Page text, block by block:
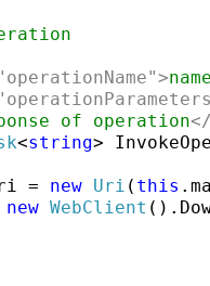
>
of operation
<string>
= new Uri ( this
new WebClient